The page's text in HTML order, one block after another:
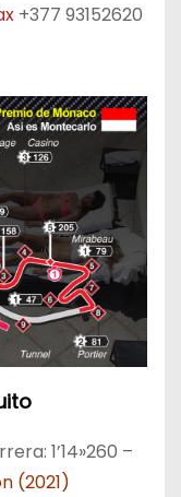
+377 93152620
1’14»260 –
(2021)